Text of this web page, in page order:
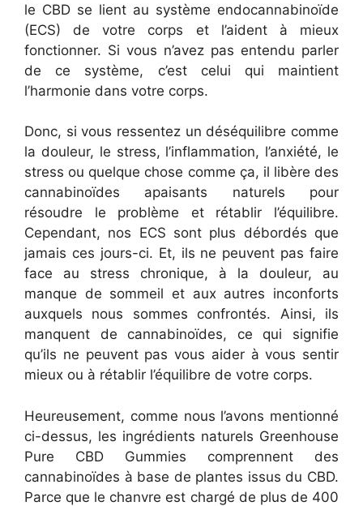
le CBD se lient au système endocannabinoïde
(ECS) de votre corps et l’aident à mieux
fonctionner. Si vous n’avez pas entendu parler
de ce système, c’est celui qui maintient
l’harmonie dans votre corps.
Donc, si vous ressentez un déséquilibre comme
la douleur, le stress, l’inflammation, l’anxiété, le
stress ou quelque chose comme ça, il libère des
cannabinoïdes apaisants naturels pour
résoudre le problème et rétablir l’équilibre.
Cependant, nos ECS sont plus débordés que
jamais ces jours-ci. Et, ils ne peuvent pas faire
face au stress chronique, à la douleur, au
manque de sommeil et aux autres inconforts
auxquels nous sommes confrontés. Ainsi, ils
manquent de cannabinoïdes, ce qui signifie
qu’ils ne peuvent pas vous aider à vous sentir
mieux ou à rétablir l’équilibre de votre corps.
Heureusement, comme nous l’avons mentionné
ci-dessus, les ingrédients naturels Greenhouse
Pure CBD Gummies comprennent des
cannabinoïdes à base de plantes issus du CBD.
Parce que le chanvre est chargé de plus de 400